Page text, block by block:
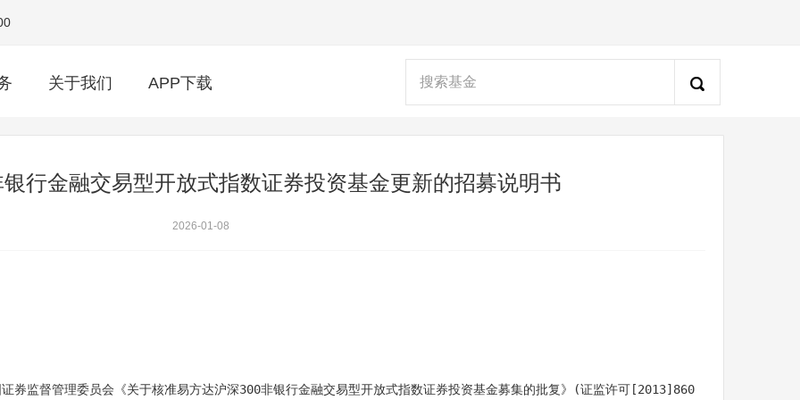
关于我们 APP下载 
行金融交易型开放式指数证券投资基金更新的招募说明书
2026-01-08